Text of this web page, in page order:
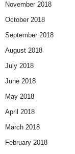
November 2018
October 2018
September 2018
August 2018
July 2018
June 2018
May 2018
April 2018
March 2018
February 2018